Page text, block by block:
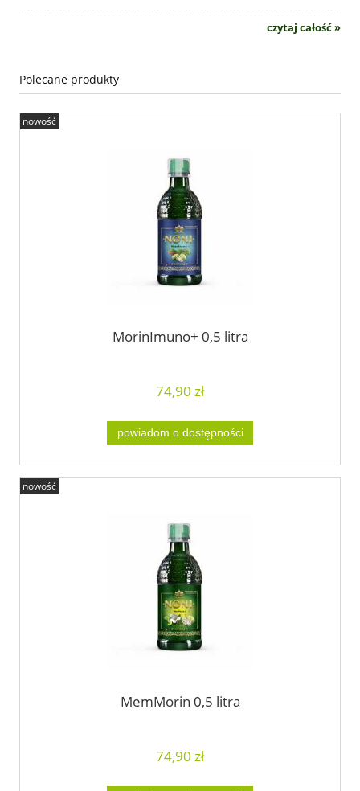
czytaj całość »
Polecane produkty
MorinImuno+ 0,5 litra
74,90 zł
powiadom o dostępności
nowość
MemMorin 0,5 litra
74,90 zł
nowość